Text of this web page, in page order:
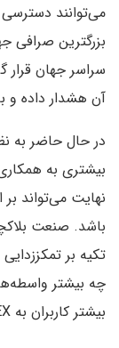
می‌توانند دسترسی
بزرگترین صرافی
سراسر جهان
آن هشدار داده و
بیشتری به
نهایت می‌تواند بر
باشد. صنعت
تکیه بر
بیشتر کاربران به DEXها باشد.